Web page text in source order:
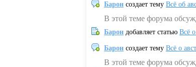
Барон создает тему Всё об
В этой теме форума
Барон добавляет статью Всё
Барон создает тему Всё о
В этой теме форума